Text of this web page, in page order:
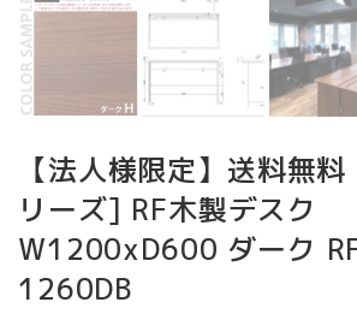
【法人様限定】送料無
リーズ] RF木製デスク
W1200xD600 ダーク
1260DB